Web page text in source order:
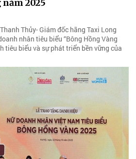
2025
Thủy- Giám đốc hãng Taxi Long
nhân tiêu biểu “Bông Hồng Vàng
tiêu biểu và sự phát triển bền vững của